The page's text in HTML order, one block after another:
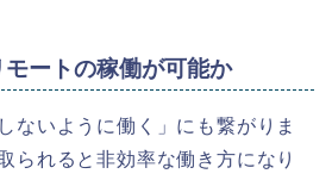
ートの稼働が可能か
ないように働く」にも繋がりま
られると非効率な働き方になり